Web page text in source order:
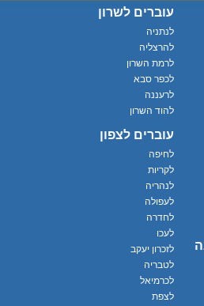
עוברים לשרון
לנתניה
להרצליה
לרמת השרון
לכפר סבא
לרעננה
להוד השרון
עוברים לצפון
לחיפה
לקריות
לנהריה
לעפולה
לחדרה
לעכו
לזכרון יעקב
לטבריה
לכרמיאל
לצפת